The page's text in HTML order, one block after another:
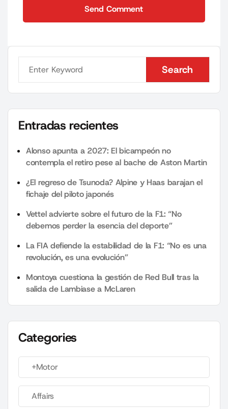
Send Comment
Search
Search
Entradas recientes
Alonso apunta a 2027: El bicampeón no
contempla el retiro pese al bache de Aston Martin
¿El regreso de Tsunoda? Alpine y Haas barajan el
fichaje del piloto japonés
Vettel advierte sobre el futuro de la F1: “No
debemos perder la esencia del deporte”
La FIA defiende la estabilidad de la F1: “No es una
revolución, es una evolución”
Montoya cuestiona la gestión de Red Bull tras la
salida de Lambiase a McLaren
Categories
+Motor
Affairs